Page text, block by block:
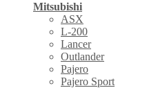
Mitsubishi
ASX
L-200
Lancer
Outlander
Pajero
Pajero Sport